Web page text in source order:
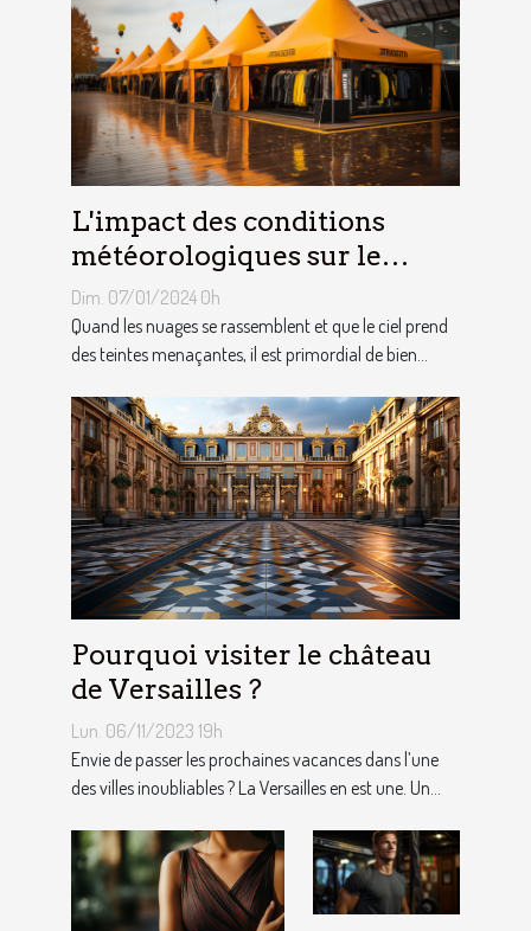
L'impact des conditions
météorologiques sur le
choix des tentes publicitaires
Dim. 07/01/2024 0h
Quand les nuages se rassemblent et que le ciel prend
des teintes menaçantes, il est primordial de bien...
Pourquoi visiter le château
de Versailles ?
Lun. 06/11/2023 19h
Envie de passer les prochaines vacances dans l’une
des villes inoubliables ? La Versailles en est une. Un...